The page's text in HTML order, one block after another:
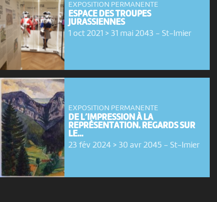
EXPOSITION PERMANENTE
ESPACE DES TROUPES
JURASSIENNES
1 oct 2021 > 31 mai 2043 - St-Imier
EXPOSITION PERMANENTE
DE L’IMPRESSION À LA
REPRÉSENTATION. REGARDS SUR
LE...
23 fév 2024 > 30 avr 2045 - St-Imier